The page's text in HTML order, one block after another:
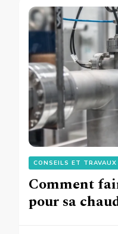
CONSEILS ET TRAVAUX
Comment
pour sa